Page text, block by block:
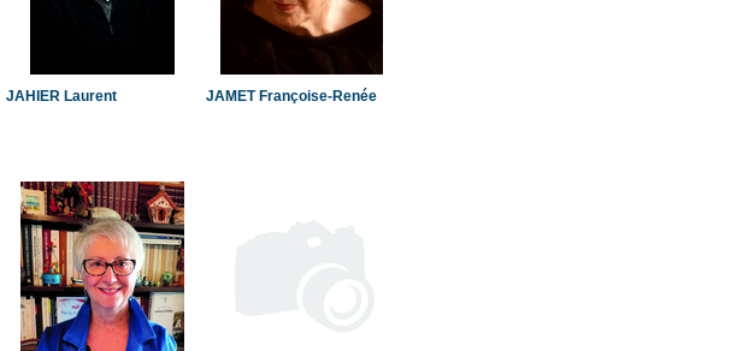
JAHIER Laurent JAMET Françoise-Renée